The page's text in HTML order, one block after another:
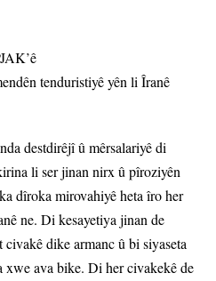
tenduristiyê yên li Îranê
destdirêjî û mêrsalariyê di
li ser jinan nirx û pîroziyên
dîroka mirovahiyê heta îro her
ne. Di kesayetiya jinan de
dike armanc û bi siyaseta
ava bike. Di her civakekê de